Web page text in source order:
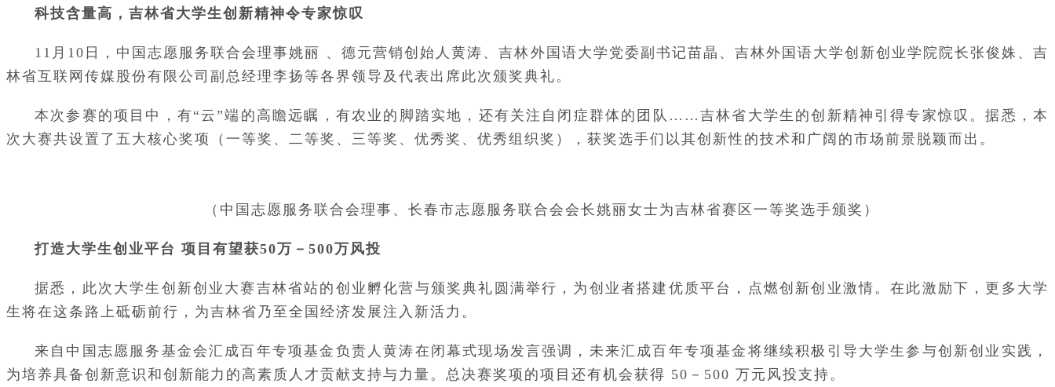
科技含量高，吉林省大学生创新精神令专家惊叹
11月10日，中国志愿服务联合会理事姚丽 、德元营销创始人黄涛、吉林外国语大学党委副书记苗晶、吉林外国语大学创新创业学院院长张俊姝、吉
林省互联网传媒股份有限公司副总经理李扬等各界领导及代表出席此次颁奖典礼。
本次参赛的项目中，有“云”端的高瞻远瞩，有农业的脚踏实地，还有关注自闭症群体的团队……吉林省大学生的创新精神引得专家惊叹。据悉，本
次大赛共设置了五大核心奖项（一等奖、二等奖、三等奖、优秀奖、优秀组织奖），获奖选手们以其创新性的技术和广阔的市场前景脱颖而出。
（中国志愿服务联合会理事、长春市志愿服务联合会会长姚丽女士为吉林省赛区一等奖选手颁奖）
打造大学生创业平台 项目有望获50万－500万风投
据悉，此次大学生创新创业大赛吉林省站的创业孵化营与颁奖典礼圆满举行，为创业者搭建优质平台，点燃创新创业激情。在此激励下，更多大学
生将在这条路上砥砺前行，为吉林省乃至全国经济发展注入新活力。
来自中国志愿服务基金会汇成百年专项基金负责人黄涛在闭幕式现场发言强调，未来汇成百年专项基金将继续积极引导大学生参与创新创业实践，
为培养具备创新意识和创新能力的高素质人才贡献支持与力量。总决赛奖项的项目还有机会获得 50－500 万元风投支持。